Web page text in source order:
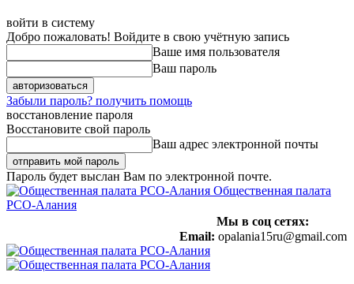
войти в систему
Добро пожаловать! Войдите в свою учётную запись
Ваше имя пользователя
Ваш пароль
Забыли пароль? получить помощь
восстановление пароля
Восстановите свой пароль
Ваш адрес электронной почты
Пароль будет выслан Вам по электронной почте.
Общественная палата
РСО-Алания
Мы в соц сетях:
Email: opalania15ru@gmail.com